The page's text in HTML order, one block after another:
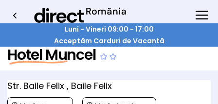
Luni - Vineri 09:00 - 17:00
Acceptăm Carduri de Vacantă
Hotel Muncel
Str. Baile Felix , Baile Felix